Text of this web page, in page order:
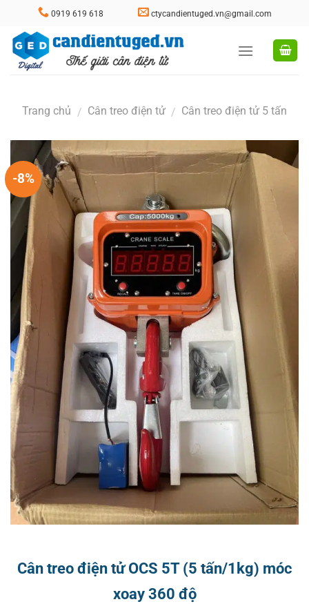
content
0919 619 618 ctycandientuged.vn@gmail.com
Trang chủ / Cân treo điện tử / Cân treo điện tử 5 tấn
-8%
Cân treo điện tử OCS 5T (5 tấn/1kg) móc
xoay 360 độ